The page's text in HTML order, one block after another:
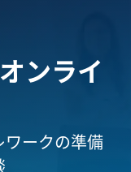
ンライ
ワークの準備